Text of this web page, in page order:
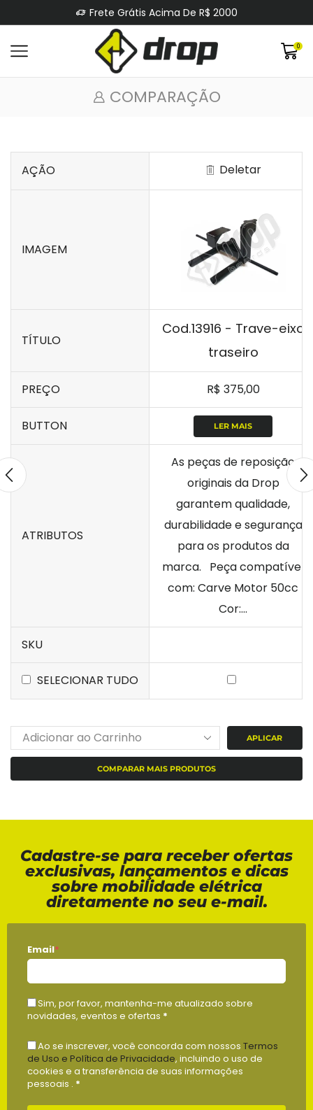
Frete Grátis Acima De R$ 2000
0
COMPARAÇÃO
AÇÃO Deletar
IMAGEM
TÍTULO
Cod.13916 - Trave-eixo
traseiro
PREÇO R$ 375,00
BUTTON LER MAIS
ATRIBUTOS
As peças de reposição
originais da Drop
garantem qualidade,
durabilidade e segurança
para os produtos da
marca. Peça compatível
com: Carve Motor 50cc
Cor:...
SKU
SELECIONAR TUDO
APLICAR
COMPARAR MAIS PRODUTOS
Cadastre-se para receber ofertas
exclusivas, lançamentos e dicas
sobre mobilidade elétrica
diretamente no seu e-mail.
Email*
Sim, por favor, mantenha-me atualizado sobre
novidades, eventos e ofertas *
Ao se inscrever, você concorda com nossos Termos
de Uso e Política de Privacidade, incluindo o uso de
cookies e a transferência de suas informações
pessoais . *